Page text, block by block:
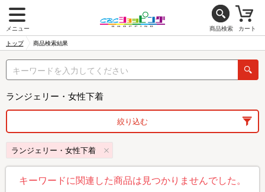
メニュー 商品検索 カート
トップ 商品検索結果
ランジェリー・女性下着
絞り込む
ランジェリー・女性下着
キーワードに関連した商品は見つかりませんでした。